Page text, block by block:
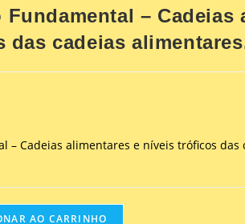
Fundamental – Cadeias
cadeias
– Cadeias alimentares e níveis tróficos
AO CARRINHO